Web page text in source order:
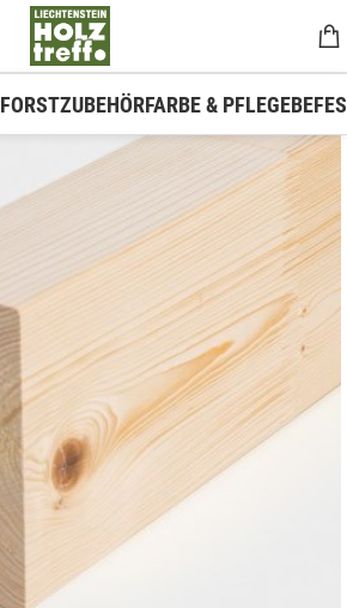
FORSTZUBEHÖRFARBE & PFLEGE